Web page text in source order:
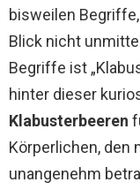
bisweilen
Blick nicht
Begriffe ist
hinter dieser
Klabusterbeeren
Körperlichen, den
unangenehm